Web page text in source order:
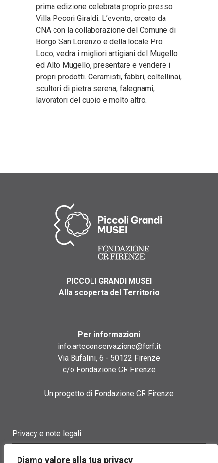
Diamo valore alla tua privacy
prima edizione celebrata proprio presso
Villa Pecori Giraldi. L’evento, creato da
CNA con la collaborazione del Comune di
Borgo San Lorenzo e della locale Pro
Loco, vedrà i migliori artigiani del Mugello
ed Alto Mugello, presentare e vendere i
propri prodotti. Ceramisti, fabbri, coltellinai,
scultori di pietra serena, falegnami,
lavoratori del cuoio e molto altro.
PICCOLI GRANDI MUSEI
Alla scoperta del Territorio
Per informazioni
info.arteconservazione@fcrf.it
Via Bufalini, 6 - 50122 Firenze
c/o Fondazione CR Firenze
Un progetto di Fondazione CR Firenze
Privacy e note legali